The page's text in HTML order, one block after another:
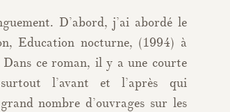
D’abord, j’ai abordé le
Education nocturne, (1994) à
ce roman, il y a une courte
l’avant et l’après qui
nombre d’ouvrages sur les